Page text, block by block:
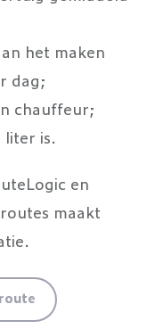
het maken
dag;
chauffeur;
is.
en
maakt